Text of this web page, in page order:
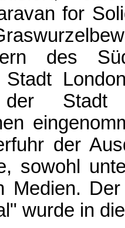
for
des
Stadt
der
der
sowohl
Medien.
wurde in